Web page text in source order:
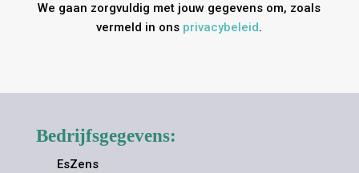
We gaan zorgvuldig met jouw gegevens om, zoals
vermeld in ons privacybeleid.
Bedrijfsgegevens:
EsZens